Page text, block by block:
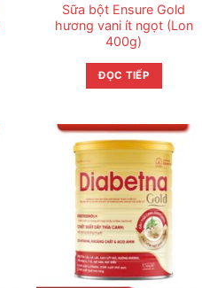
Sữa bột Ensure Gold
hương vani ít ngọt (Lon
400g)
ĐỌC TIẾP